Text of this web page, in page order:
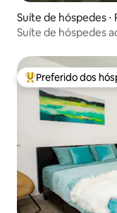
Suíte de hóspedes
Suíte de hóspedes
Entre os melhores
Preferido dos